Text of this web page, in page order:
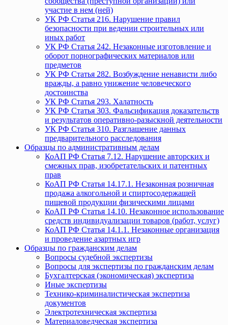
участие в нем (ней)
УК РФ Статья 216. Нарушение правил
безопасности при ведении строительных или
иных работ
УК РФ Статья 242. Незаконные изготовление и
оборот порнографических материалов или
предметов
УК РФ Статья 282. Возбуждение ненависти либо
вражды, а равно унижение человеческого
достоинства
УК РФ Статья 293. Халатность
УК РФ Статья 303. Фальсификация доказательств
и результатов оперативно-разыскной деятельности
УК РФ Статья 310. Разглашение данных
предварительного расследования
Образцы по административным делам
КоАП РФ Статья 7.12. Нарушение авторских и
смежных прав, изобретательских и патентных
прав
КоАП РФ Статья 14.17.1. Незаконная розничная
продажа алкогольной и спиртосодержащей
пищевой продукции физическими лицами
КоАП РФ Статья 14.10. Незаконное использование
средств индивидуализации товаров (работ, услуг)
КоАП РФ Статья 14.1.1. Незаконные организация
и проведение азартных игр
Образцы по гражданским делам
Вопросы судебной экспертизы
Вопросы для экспертизы по гражданским делам
Бухгалтерская (экономическая) экспертиза
Иные экспертизы
Технико-криминалистическая экспертиза
документов
Электротехническая экспертиза
Материаловедческая экспертиза